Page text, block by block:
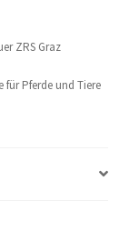
ZRS Graz
für Pferde und Tiere